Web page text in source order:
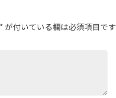
*が付いている欄は必須項目です